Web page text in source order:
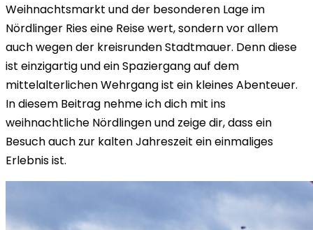
Weihnachtsmarkt und der besonderen Lage im
Nördlinger Ries eine Reise wert, sondern vor allem
auch wegen der kreisrunden Stadtmauer. Denn diese
ist einzigartig und ein Spaziergang auf dem
mittelalterlichen Wehrgang ist ein kleines Abenteuer.
In diesem Beitrag nehme ich dich mit ins
weihnachtliche Nördlingen und zeige dir, dass ein
Besuch auch zur kalten Jahreszeit ein einmaliges
Erlebnis ist.